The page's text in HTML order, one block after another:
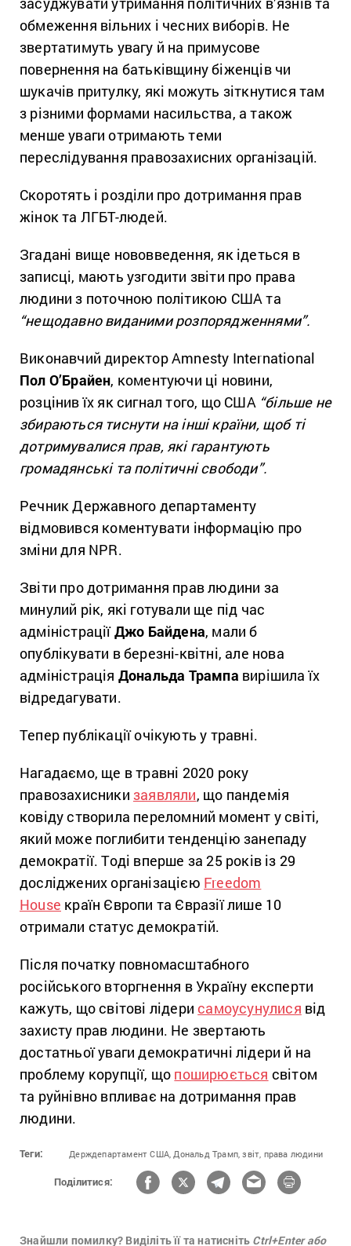
обмеження вільних і чесних виборів. Не
звертатимуть увагу й на примусове
повернення на батьківщину біженців чи
шукачів притулку, які можуть зіткнутися там
з різними формами насильства, а також
менше уваги отримають теми
переслідування правозахисних організацій.
Скоротять і розділи про дотримання прав
жінок та ЛГБТ-людей.
Згадані вище нововведення, як ідеться в
записці, мають узгодити звіти про права
людини з поточною політикою США та
“нещодавно виданими розпорядженнями”.
Виконавчий директор Amnesty International
Пол О’Брайен, коментуючи ці новини,
розцінив їх як сигнал того, що США “більше не
збираються тиснути на інші країни, щоб ті
дотримувалися прав, які гарантують
громадянські та політичні свободи”.
Речник Державного департаменту
відмовився коментувати інформацію про
зміни для NPR.
Звіти про дотримання прав людини за
минулий рік, які готували ще під час
адміністраціїДжо Байдена, мали б
опублікувати в березні-квітні, але нова
адміністрація Дональда Трампа вирішила їх
відредагувати.
Тепер публікації очікують у травні.
Нагадаємо, ще в травні 2020 року
правозахисники заявляли, що пандемія
ковіду створила переломний момент у світі,
який може поглибити тенденцію занепаду
демократії. Тоді вперше за 25 років із 29
досліджених організацією Freedom
House країн Європи та Євразії лише 10
отримали статус демократій.
Після початку повномасштабного
російського вторгнення в Україну експерти
кажуть, що світові лідери самоусунулися від
захисту прав людини. Не звертають
достатньої уваги демократичні лідери й на
проблему корупції, що поширюється світом
та руйнівно впливає на дотримання прав
людини.
Теги: Держдепартамент США, Дональд Трамп, звіт, права людини
Поділитися:
Знайшли помилку? Виділіть її та натисніть Ctrl+Enter або